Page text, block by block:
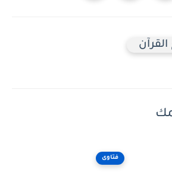
فتاوى